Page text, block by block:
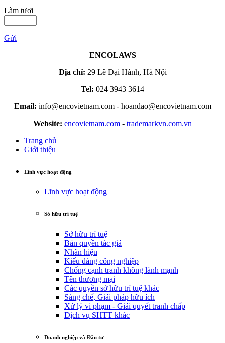
Làm tươi
Gửi
ENCOLAWS
Địa chỉ: 29 Lê Đại Hành, Hà Nội
Tel: 024 3943 3614
Email: info@encovietnam.com- hoandao@encovietnam.com
Website: encovietnam.com - trademarkvn.com.vn
Trang chủ
Giới thiệu
Lĩnh vực hoạt động
Lĩnh vực hoạt động
Sở hữu trí tuệ
Sở hữu trí tuệ
Bản quyền tác giả
Nhãn hiệu
Kiểu dáng công nghiệp
Chống cạnh tranh không lành mạnh
Tên thương mại
Các quyền sở hữu trí tuệ khác
Sáng chế, Giải pháp hữu ích
Xử lý vi phạm - Giải quyết tranh chấp
Dịch vụ SHTT khác
Doanh nghiệp và Đầu tư